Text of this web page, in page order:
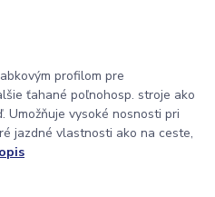
profilom pre
ťahané poľnohosp. stroje ako
Umožňuje vysoké nosnosti pri
jazdné vlastnosti ako na ceste,